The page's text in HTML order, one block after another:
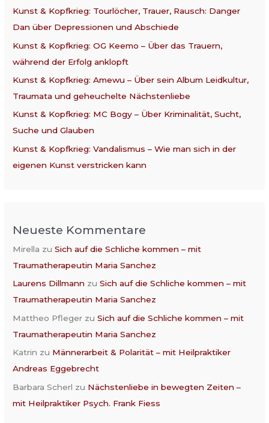
Kunst & Kopfkrieg: Tourlöcher, Trauer, Rausch: Danger
Dan über Depressionen und Abschiede
Kunst & Kopfkrieg: OG Keemo – Über das Trauern,
während der Erfolg anklopft
Kunst & Kopfkrieg: Amewu – Über sein Album Leidkultur,
Traumata und geheuchelte Nächstenliebe
Kunst & Kopfkrieg: MC Bogy – Über Kriminalität, Sucht,
Suche und Glauben
Kunst & Kopfkrieg: Vandalismus – Wie man sich in der
eigenen Kunst verstricken kann
Neueste Kommentare
Mirella zuSich auf die Schliche kommen – mit
Traumatherapeutin Maria Sanchez
Laurens Dillmann zuSich auf die Schliche kommen – mit
Traumatherapeutin Maria Sanchez
Mattheo Pfleger zuSich auf die Schliche kommen – mit
Traumatherapeutin Maria Sanchez
Katrin zu Männerarbeit & Polarität – mit Heilpraktiker
Andreas Eggebrecht
Barbara Scherl zu Nächstenliebe in bewegten Zeiten –
mit Heilpraktiker Psych. Frank Fiess